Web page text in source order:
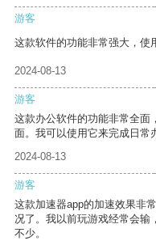
游客
这款软件的功能非常强大，使
2024-08-13
游客
这款办公软件的功能非常全面
面。我可以使用它来完成日常
2024-08-13
游客
这款加速器app的加速效果非
况了。我以前玩游戏经常会输
不少。